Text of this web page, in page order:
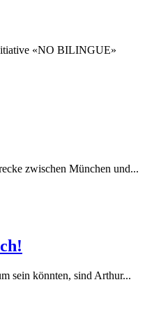
«NO BILINGUE»
zwischen München und...
sein könnten, sind Arthur...